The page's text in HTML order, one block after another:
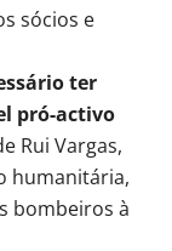
sócios e
ter
pró-activo
Rui Vargas,
humanitária,
bombeiros à